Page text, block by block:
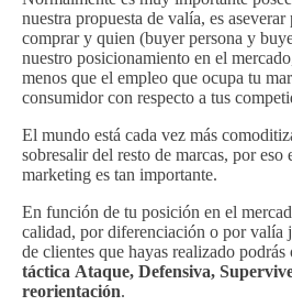
nuestra propuesta de valía, es
comprar y quien (buyer persona y
nuestro posicionamiento en el
menos que el empleo que ocupa tu
consumidor con respecto a tus
El mundo está cada vez más
sobresalir del resto de marcas, por eso
marketing es tan importante.
En función de tu posición en el
calidad, por diferenciación o por valía
de clientes que hayas realizado podrás
táctica Ataque, Defensiva,
reorientación.